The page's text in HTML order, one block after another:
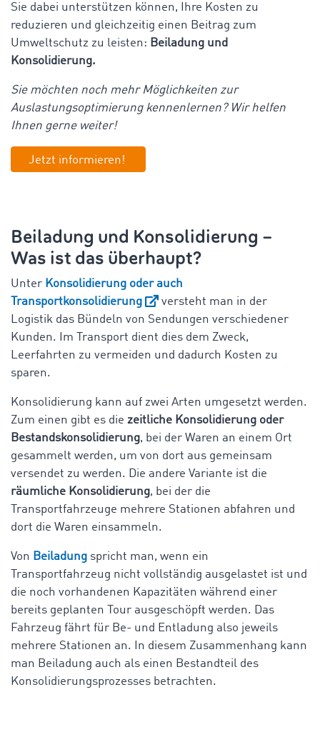
Sie dabei unterstützen können, Ihre Kosten zu
reduzieren und gleichzeitig einen Beitrag zum
Umweltschutz zu leisten: Beiladung und
Konsolidierung.
Sie möchten noch mehr Möglichkeiten zur
Auslastungsoptimierung kennenlernen? Wir helfen
Ihnen gerne weiter!
Jetzt informieren!
Beiladung und Konsolidierung –
Was ist das überhaupt?
Unter Konsolidierung oder auch
Transportkonsolidierung
versteht man in der
Logistik das Bündeln von Sendungen verschiedener
Kunden. Im Transport dient dies dem Zweck,
Leerfahrten zu vermeiden und dadurch Kosten zu
sparen.
Konsolidierung kann auf zwei Arten umgesetzt werden.
Zum einen gibt es die zeitliche Konsolidierung oder
Bestandskonsolidierung, bei der Waren an einem Ort
gesammelt werden, um von dort aus gemeinsam
versendet zu werden. Die andere Variante ist die
räumliche Konsolidierung, bei der die
Transportfahrzeuge mehrere Stationen abfahren und
dort die Waren einsammeln.
Von Beiladung spricht man, wenn ein
Transportfahrzeug nicht vollständig ausgelastet ist und
die noch vorhandenen Kapazitäten während einer
bereits geplanten Tour ausgeschöpft werden. Das
Fahrzeug fährt für Be- und Entladung also jeweils
mehrere Stationen an. In diesem Zusammenhang kann
man Beiladung auch als einen Bestandteil des
Konsolidierungsprozesses betrachten.